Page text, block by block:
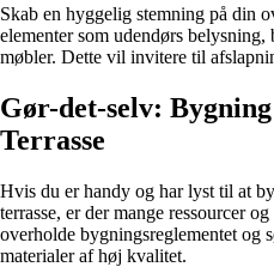
Skab en hyggelig stemning på din
elementer som udendørs
møbler. Dette vil invitere til
Gør-det-selv:
Terrasse
Hvis du er handy og har lyst til at
terrasse, er der mange ressourcer
overholde bygningsreglementet og
materialer af høj kvalitet.